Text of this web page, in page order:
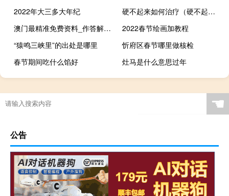
2022年大三多大年纪
硬不起来如何治疗（硬不起来如何治疗）
澳门最精准免费资料_作答解释落实_安卓版171.064
2022春节绘画加教程
“猿鸣三峡里”的出处是哪里
忻府区春节哪里做核检
春节期间吃什么馅好
灶马是什么意思过年
☚
公告